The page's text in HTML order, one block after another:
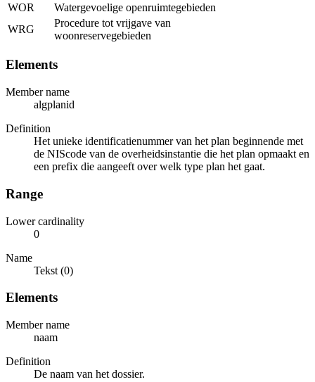
WOR
Watergevoelige openruimtegebieden
WRG
Procedure tot vrijgave van
woonreservegebieden
Elements
Member name
algplanid
Definition
Het unieke identificatienummer van het plan beginnende met
de NIScode van de overheidsinstantie die het plan opmaakt en
een prefix die aangeeft over welk type plan het gaat.
Range
Lower cardinality
0
Name
Tekst (0)
Elements
Member name
naam
Definition
De naam van het dossier.